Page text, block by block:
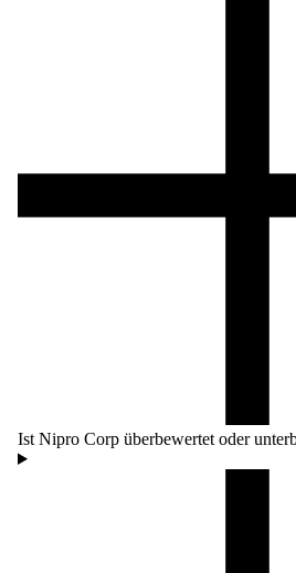
Ist Nipro Corp überbewertet oder